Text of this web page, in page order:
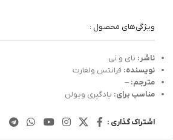
ویژگی‌های محصول :
ناشر: نای و نی
نویسنده: فرانتس ولفارت
مترجم:–
مناسب برای: یادگیری ویولن
اشتراک گذاری :